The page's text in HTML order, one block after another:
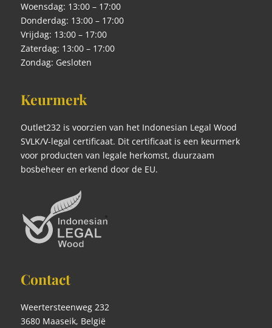
Woensdag: 13:00 – 17:00
Donderdag: 13:00 – 17:00
Vrijdag: 13:00 – 17:00
Zaterdag: 13:00 – 17:00
Zondag: Gesloten
Keurmerk
Outlet232 is voorzien van het Indonesian Legal Wood
SVLK/V-legal certificaat. Dit certificaat is een keurmerk
voor producten van legale herkomst, duurzaam
bosbeheer en erkend door de EU.
Contact
Weertersteenweg 232
3680 Maaseik, België